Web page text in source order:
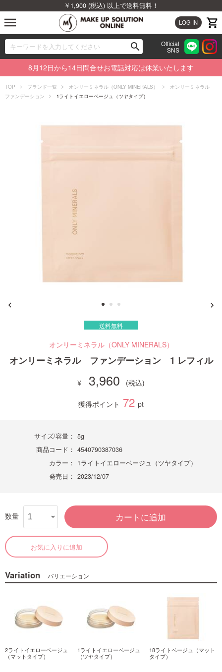
￥1,900 (税込) 以上で送料無料！
LOG IN
menu
search
00
Official
SNS
ブランドから探す
カテゴリから探す
8月12日から14日問合せお電話対応は休業いたします
TOP ブランド一覧 オンリーミネラル（ONLY MINERALS）
オンリーミネラル
ファンデーション
1ライトイエローベージュ（ツヤタイプ）
送料無料
オンリーミネラル（ONLY MINERALS）
オンリーミネラル ファンデーション 1 レフィル
3,960
獲得ポイント 72 pt
サイズ/容量： 5g
商品コード： 4540790387036
カラー：
1ライトイエローベージュ（ツヤタイプ）
発売日： 2023/12/07
数量 カートに追加
お気に入りに追加
Variation バリエーション
2ライトイエローベージュ
（マットタイプ）
1ライトイエローベージュ
（ツヤタイプ）
18ライトベージュ（マット
タイプ）